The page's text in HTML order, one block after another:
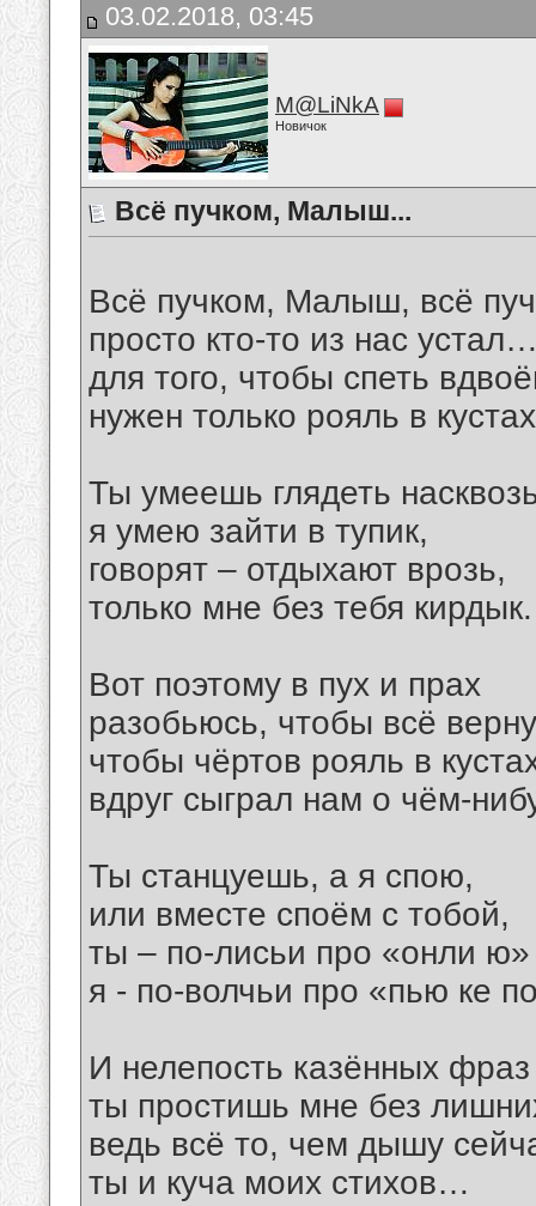
03.02.2018, 03:45
M@LiNkA
Новичок
Всё пучком, Малыш...
Всё пучком, Малыш, всё
просто кто-то из нас
для того, чтобы спеть
нужен только рояль в
Ты умеешь глядеть
я умею зайти в тупик,
говорят – отдыхают врозь,
только мне без тебя кирдык.
Вот поэтому в пух и прах
разобьюсь, чтобы всё
чтобы чёртов рояль в
вдруг сыграл нам о чём-
Ты станцуешь, а я спою,
или вместе споём с тобой,
ты – по-лисьи про «онли ю»
я - по-волчьи про «пью ке
И нелепость казённых фраз
ты простишь мне без
ведь всё то, чем дышу
ты и куча моих стихов…